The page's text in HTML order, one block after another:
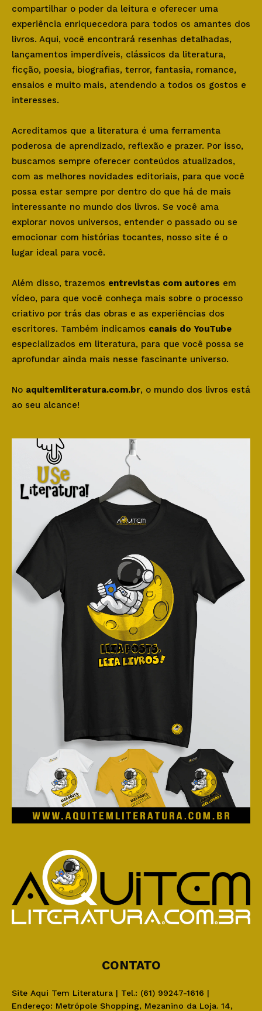
compartilhar o poder da leitura e oferecer uma
experiência enriquecedora para todos os amantes dos
livros. Aqui, você encontrará resenhas detalhadas,
lançamentos imperdíveis, clássicos da literatura,
ficção, poesia, biografias, terror, fantasia, romance,
ensaios e muito mais, atendendo a todos os gostos e
interesses.
Acreditamos que a literatura é uma ferramenta
poderosa de aprendizado, reflexão e prazer. Por isso,
buscamos sempre oferecer conteúdos atualizados,
com as melhores novidades editoriais, para que você
possa estar sempre por dentro do que há de mais
interessante no mundo dos livros. Se você ama
explorar novos universos, entender o passado ou se
emocionar com histórias tocantes, nosso site é o
lugar ideal para você.
Além disso, trazemos entrevistas com autores em
vídeo, para que você conheça mais sobre o processo
criativo por trás das obras e as experiências dos
escritores. Também indicamos canais do YouTube
especializados em literatura, para que você possa se
aprofundar ainda mais nesse fascinante universo.
No aquitemliteratura.com.br, o mundo dos livros está
ao seu alcance!
CONTATO
Site Aqui Tem Literatura | Tel.: (61) 99247-1616 |
Endereço: Metrópole Shopping, Mezanino da Loja. 14,